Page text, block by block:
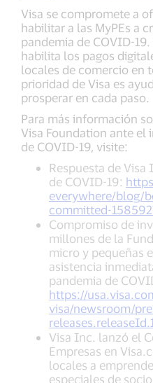
Visa se compromete a
habilitar a las MyPEs a
pandemia de COVID-
habilita los pagos
locales de comercio en
prioridad de Visa es
prosperar en cada paso.
Para más información
Visa Foundation ante el
de COVID-19, visite:
Respuesta de
de COVID-19:
everywhere/blog/
committed-
Compromiso de
millones de la
micro y pequeñas
asistencia
pandemia de
https://
visa/newsroom/
Visa Inc. lanzó el
Empresas en
locales a
especiales de